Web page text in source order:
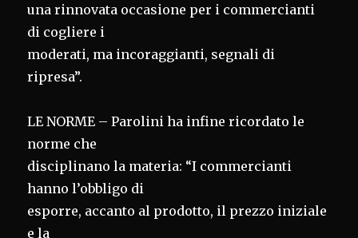
una rinnovata occasione per i commercianti
di cogliere i
moderati, ma incoraggianti, segnali di
ripresa”.
LE NORME – Parolini ha infine ricordato le
norme che
disciplinano la materia: “I commercianti
hanno l’obbligo di
esporre, accanto al prodotto, il prezzo iniziale
e la